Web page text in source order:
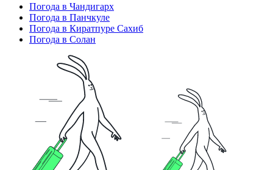
Погода в Чандигарх
Погода в Панчкуле
Погода в Киратпуре Сахиб
Погода в Солан